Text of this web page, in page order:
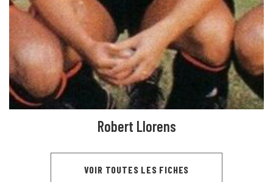
Robert Llorens
VOIR TOUTES LES FICHES